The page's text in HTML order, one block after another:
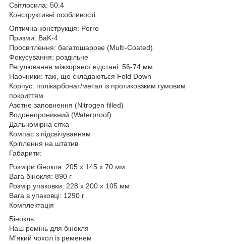
Світлосила: 50.4
Конструктивні особливості:
Оптична конструкція: Porro
Призми: BaK-4
Просвітлення: багатошарове (Multi-Coated)
Фокусування: роздільне
Регулювання міжзоряної відстані: 56-74 мм
Наочники: такі, що складаються Fold Down
Корпус: полікарбонат/метал із протиковзким гумовим
покриттям
Азотне заповнення (Nitrogen filled)
Водонепроникний (Waterproof)
Дальномірна сітка
Компас з підсвічуванням
Кріплення на штатив
Габарити:
Розміри бінокля: 205 x 145 x 70 мм
Вага бінокля: 890 г
Розмір упаковки: 228 x 200 x 105 мм
Вага в упаковці: 1290 г
Комплектація
Бінокль
Наш ремінь для бінокля
М'який чохол із ременем